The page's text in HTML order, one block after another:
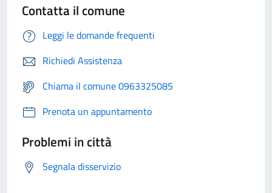
Contatta il comune
Leggi le domande frequenti
Richiedi Assistenza
Chiama il comune 0963325085
Prenota un appuntamento
Problemi in città
Segnala disservizio